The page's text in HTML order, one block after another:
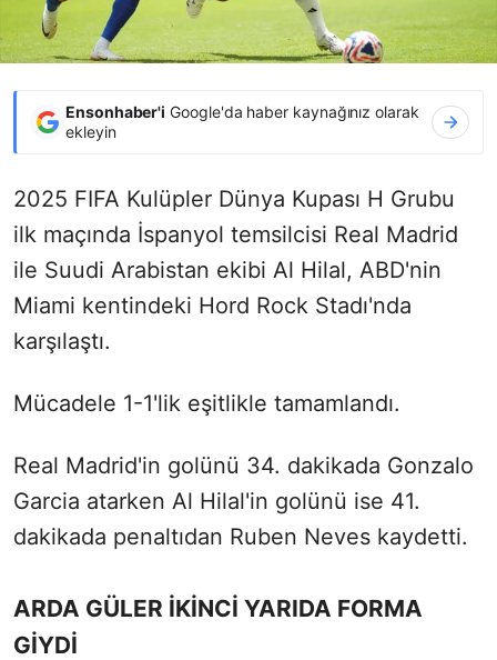
Ensonhaber'i Google'da haber kaynağınız olarak
ekleyin
2025 FIFA Kulüpler Dünya Kupası H Grubu
ilk maçında İspanyol temsilcisi Real Madrid
ile Suudi Arabistan ekibi Al Hilal, ABD'nin
Miami kentindeki Hord Rock Stadı'nda
karşılaştı.
Mücadele 1-1'lik eşitlikle tamamlandı.
Real Madrid'in golünü 34. dakikada Gonzalo
Garcia atarken Al Hilal'in golünü ise 41.
dakikada penaltıdan Ruben Neves kaydetti.
ARDA GÜLER İKİNCİ YARIDA FORMA
GİYDİ